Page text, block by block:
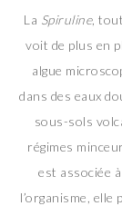
La Spiruline,
voit de plus en
algue
dans des eaux
sous-sols
régimes
est associée
l’organisme,